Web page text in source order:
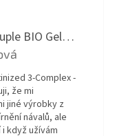
Vitalvibe Maca Sextuple BIO Gelatinized 3-Complex, 60 kapslí
5 hvězdiček.
3-Complex -
že mi
jiné výrobky z
návalů, ale
když užívám